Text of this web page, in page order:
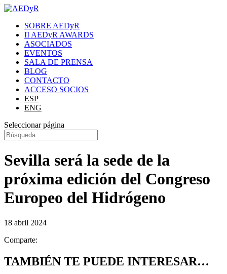
SOBRE AEDyR
II AEDyR AWARDS
ASOCIADOS
EVENTOS
SALA DE PRENSA
BLOG
CONTACTO
ACCESO SOCIOS
ESP
ENG
Seleccionar página
Sevilla será la sede de la
próxima edición del Congreso
Europeo del Hidrógeno
18 abril 2024
Comparte:
TAMBIÉN TE PUEDE INTERESAR…